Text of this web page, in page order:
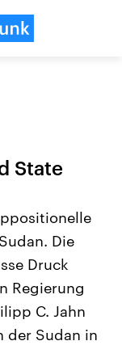
Beiträge,
und
die Vereinigten
State
Die
Druck
Regierung
C. Jahn
der Sudan in